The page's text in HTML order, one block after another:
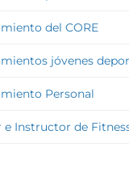
del CORE
jóvenes
Personal
e Instructor de